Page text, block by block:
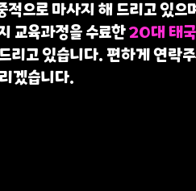
적으로 마사지 해 드리고 있으
교육과정을 수료한20대 태
리고 있습니다. 편하게 연락
겠습니다.